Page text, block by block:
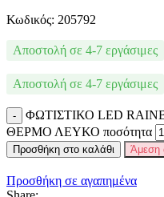
Κωδικός: 205792
Αποστολή σε 4-7 εργάσιμες
Αποστολή σε 4-7 εργάσιμες
ΦΩΤΙΣΤΙΚΟ LED
ΘΕΡΜΟ ΛΕΥΚΟ ποσότητα
Προσθήκη στο καλάθι Άμεση
Προσθήκη σε αγαπημένα